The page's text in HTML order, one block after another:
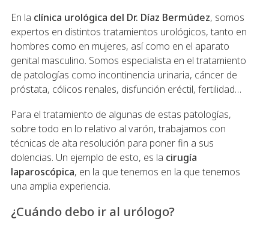
En la clínica urológica del Dr. Díaz Bermúdez, somos
expertos en distintos tratamientos urológicos, tanto en
hombres como en mujeres, así como en el aparato
genital masculino. Somos especialista en el tratamiento
de patologías como incontinencia urinaria, cáncer de
próstata, cólicos renales, disfunción eréctil, fertilidad…
Para el tratamiento de algunas de estas patologías,
sobre todo en lo relativo al varón, trabajamos con
técnicas de alta resolución para poner fin a sus
dolencias. Un ejemplo de esto, es la cirugía
laparoscópica, en la que tenemos en la que tenemos
una amplia experiencia.
¿Cuándo debo ir al urólogo?